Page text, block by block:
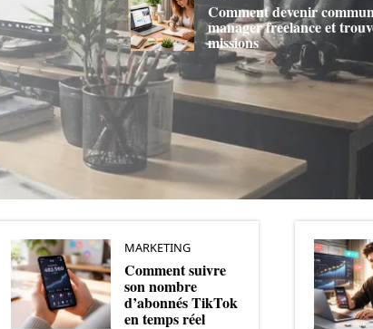
Comment devenir
manager freelance et
missions
MARKETING
Comment suivre
son nombre
d’abonnés TikTok
en temps réel